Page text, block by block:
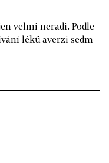
velmi neradi. Podle
léků averzi sedm